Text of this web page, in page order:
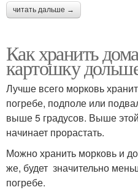
читать дальше →
Как хранить
картошку
Лучше всего морковь
погребе, подполе или
выше 5 градусов. Выше
начинает прорастать.
Можно хранить морковь и
же, будет значительно
погребе.